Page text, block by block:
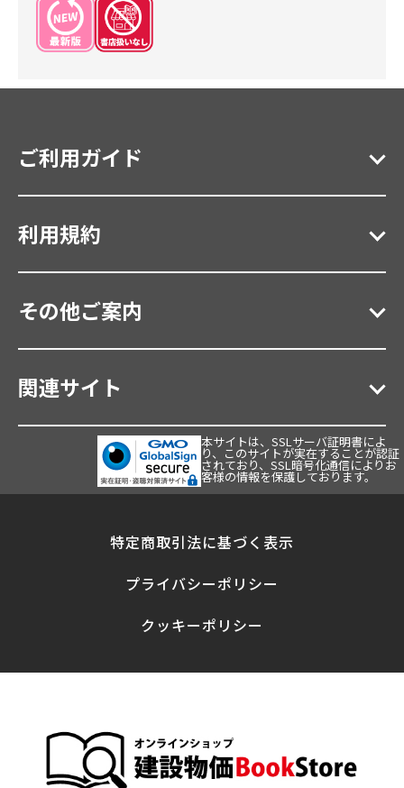
ご利用ガイド
利用規約
その他ご案内
関連サイト
本サイトは、SSLサーバ証明書によ
り、このサイトが実在することが認証
されており、SSL暗号化通信によりお
客様の情報を保護しております。
特定商取引法に基づく表示
プライバシーポリシー
クッキーポリシー